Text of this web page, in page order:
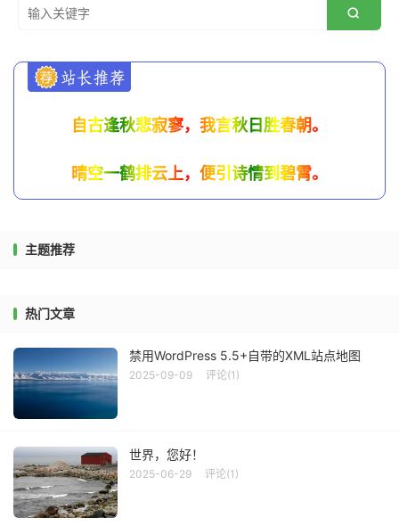

自古逢秋悲寂寥，我言秋日胜春朝。
晴空一鹤排云上，便引诗情到碧霄。
主题推荐
热门文章
禁用WordPress 5.5+自带的XML站点地图
2025-09-09 评论(1)
世界，您好！
2025-06-29 评论(1)